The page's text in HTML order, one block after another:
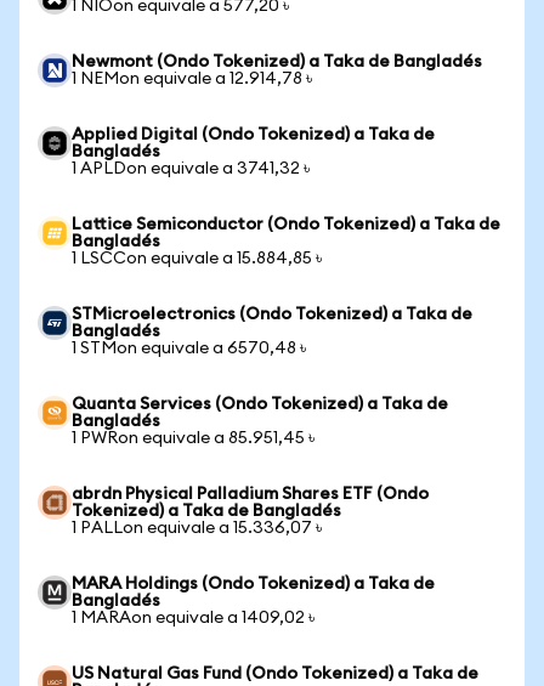
1 NIOon equivale a 577,20 ৳
Newmont (Ondo Tokenized) a Taka de Bangladés
1 NEMon equivale a 12.914,78 ৳
Applied Digital (Ondo Tokenized) a Taka de
Bangladés
1 APLDon equivale a 3741,32 ৳
Lattice Semiconductor (Ondo Tokenized) a Taka de
Bangladés
1 LSCCon equivale a 15.884,85 ৳
STMicroelectronics (Ondo Tokenized) a Taka de
Bangladés
1 STMon equivale a 6570,48 ৳
Quanta Services (Ondo Tokenized) a Taka de
Bangladés
1 PWRon equivale a 85.951,45 ৳
abrdn Physical Palladium Shares ETF (Ondo
Tokenized) a Taka de Bangladés
1 PALLon equivale a 15.336,07 ৳
MARA Holdings (Ondo Tokenized) a Taka de
Bangladés
1 MARAon equivale a 1409,02 ৳
US Natural Gas Fund (Ondo Tokenized) a Taka de